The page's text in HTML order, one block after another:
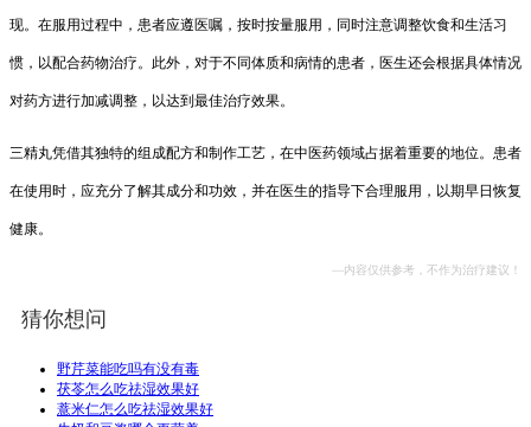
现。在服用过程中，患者应遵医嘱，按时按量服用，同时注意调整饮食和生活习
惯，以配合药物治疗。此外，对于不同体质和病情的患者，医生还会根据具体情况
对药方进行加减调整，以达到最佳治疗效果。
三精丸凭借其独特的组成配方和制作工艺，在中医药领域占据着重要的地位。患者
在使用时，应充分了解其成分和功效，并在医生的指导下合理服用，以期早日恢复
健康。
—内容仅供参考，不作为治疗建议！
猜你想问
野芹菜能吃吗有没有毒
茯苓怎么吃祛湿效果好
薏米仁怎么吃祛湿效果好